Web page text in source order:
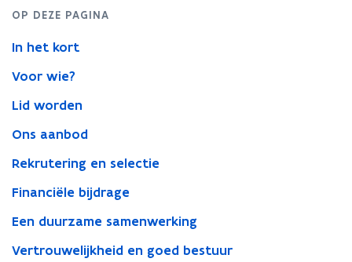
connect
OP DEZE PAGINA
In het kort
Voor wie?
Lid worden
Ons aanbod
Rekrutering en selectie
Financiële bijdrage
Een duurzame samenwerking
Vertrouwelijkheid en goed bestuur